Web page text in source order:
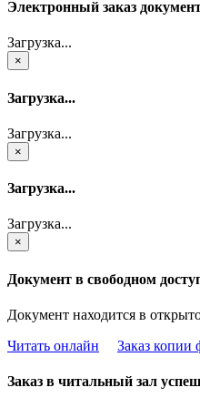
Электронный заказ
Загрузка...
×
Загрузка...
Загрузка...
×
Загрузка...
Загрузка...
×
Документ в свободном
Документ находится в
Читать онлайн
Заказ копии
Заказ в читальный зал